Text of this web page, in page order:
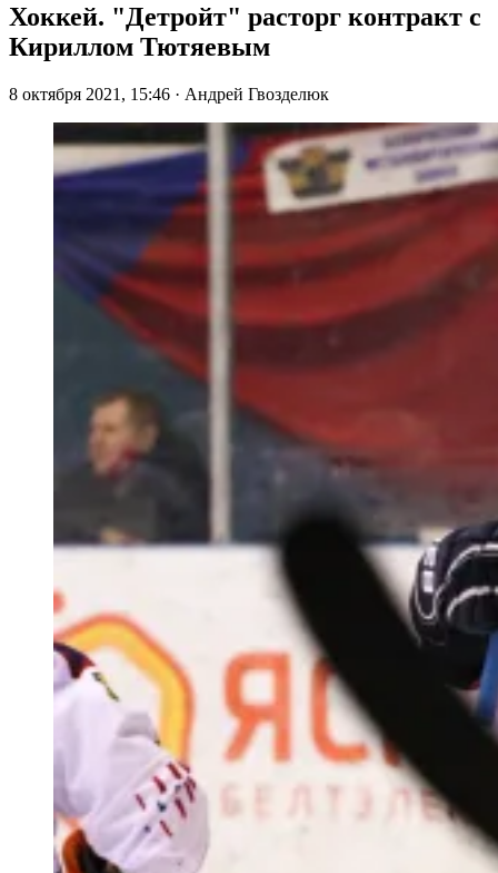
Хоккей. "Детройт" расторг контракт с
Кириллом Тютяевым
8 октября 2021, 15:46 · Андрей Гвозделюк